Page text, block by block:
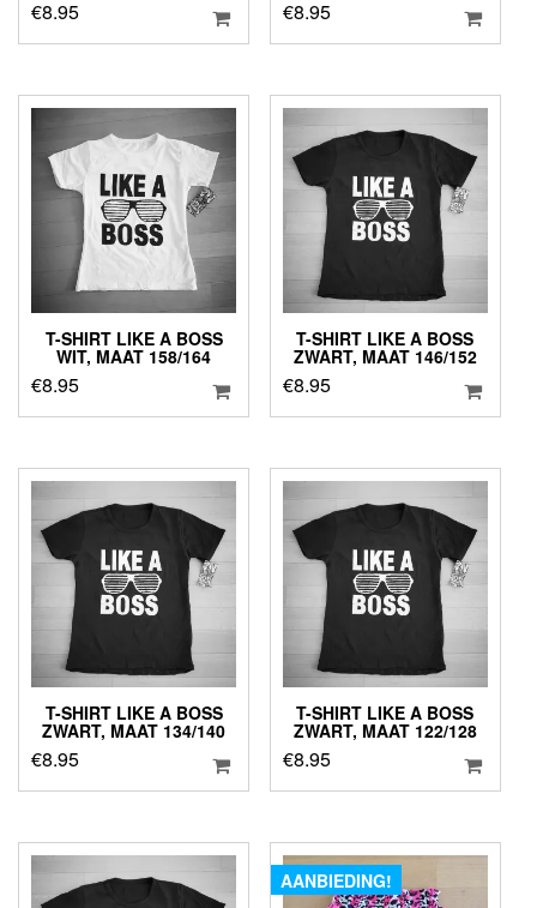
€8.95 €8.95
T-SHIRT LIKE A BOSS
WIT, MAAT 158/164
€8.95
T-SHIRT LIKE A BOSS
ZWART, MAAT 146/152
€8.95
T-SHIRT LIKE A BOSS
ZWART, MAAT 134/140
€8.95
T-SHIRT LIKE A BOSS
ZWART, MAAT 122/128
€8.95
AANBIEDING!